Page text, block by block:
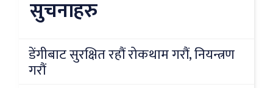
सुचनाहरु
डेंगीबाट सुरक्षित रहौं रोकथाम गरौं, नियन्त्रण
गरौं